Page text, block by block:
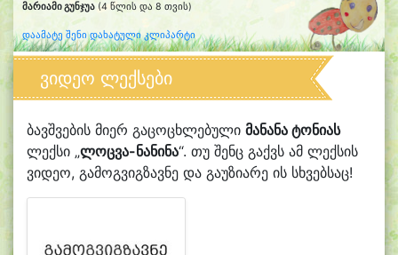
მარიამი გუნჯუა (4 წლის და 8 თვის)
დაამატე შენი დახატული კლიპარტი
ვიდეო ლექსები
ბავშვების მიერ გაცოცხლებული მანანა ტონიას
ლექსი „ლოცვა-ნანინა“. თუ შენც გაქვს ამ ლექსის
ვიდეო, გამოგვიგზავნე და გაუზიარე ის სხვებსაც!